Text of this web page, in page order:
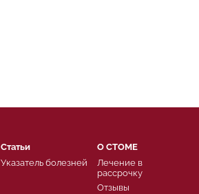
О СТОМЕ
Лечение в
рассрочку
Отзывы
Статьи
Указатель болезней